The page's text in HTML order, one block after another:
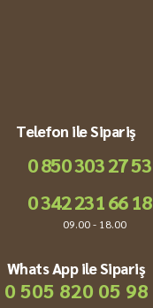
Telefon ile Sipariş
0 850 303 27 53
0 342 231 66 18
09.00 - 18.00
Whats App ile Sipariş
0 505 820 05 98